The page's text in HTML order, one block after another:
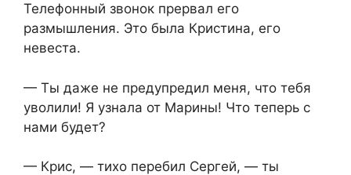
Телефонный звонок прервал его
размышления. Это была Кристина, его
невеста.
— Ты даже не предупредил меня, что тебя
уволили! Я узнала от Марины! Что теперь с
нами будет?
— Крис, — тихо перебил Сергей, — ты